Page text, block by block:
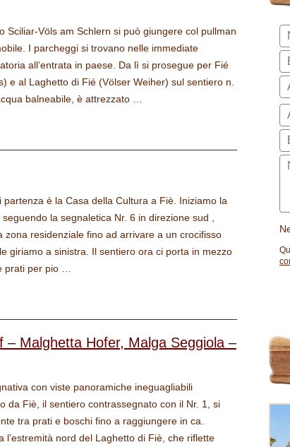
Sciliar-Völs am Schlern si può giungere col pullman
I parcheggi si trovano nelle immediate
all’entrata in paese. Da lì si prosegue per Fié
e al Laghetto di Fié (Völser Weiher) sul sentiero n.
balneabile, è attrezzato …
partenza è la Casa della Cultura a Fiè. Iniziamo la
la segnaletica Nr. 6 in direzione sud ,
zona residenziale fino ad arrivare a un crocifisso
giriamo a sinistra. Il sentiero ora ci porta in mezzo
prati per pio …
– Malghetta Hofer, Malga Seggiola –
con viste panoramiche ineguagliabili
da Fiè, il sentiero contrassegnato con il Nr. 1, si
tra prati e boschi fino a raggiungere in ca.
l’estremità nord del Laghetto di Fiè, che riflette